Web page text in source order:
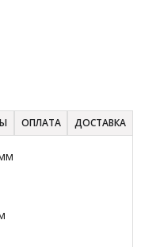
ОПЛАТА ДОСТАВКА